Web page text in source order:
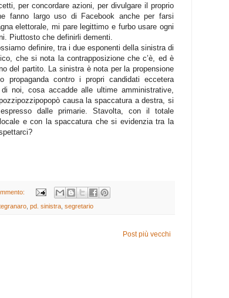
per concordare azioni, per divulgare il proprio
fanno largo uso di Facebook anche per farsi
elettorale, mi pare legittimo e furbo usare ogni
Piuttosto che definirli dementi.
definire, tra i due esponenti della sinistra di
che si nota la contrapposizione che c’è, ed è
del partito. La sinistra è nota per la propensione
propaganda contro i propri candidati eccetera
noi, cosa accadde alle ultime amministrative,
causa la spaccatura a destra, si
dalle primarie. Stavolta, con il totale
e con la spaccatura che si evidenzia tra la
pd. sinistra segretario
Post più vecchi